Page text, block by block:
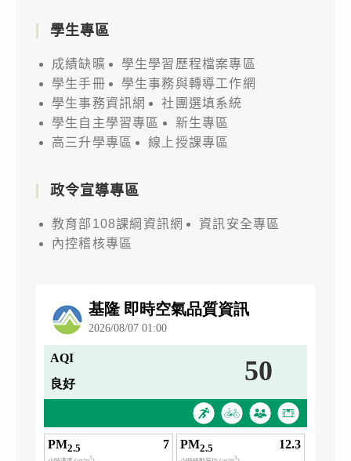
學生專區
成績缺曠
學生學習歷程檔案專區
學生手冊
學生事務與轉導工作網
學生事務資訊網
社團選填系統
學生自主學習專區
新生專區
高三升學專區
線上授課專區
政令宣導專區
教育部108課綱資訊網
資訊安全專區
內控稽核專區